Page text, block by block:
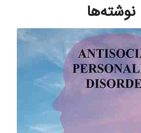
نوشته‌ها